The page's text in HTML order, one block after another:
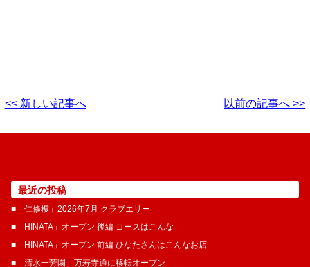
<< 新しい記事へ 以前の記事へ >>
最近の投稿
■「仁修樓」2026年7月 クラブエリー
■「HINATA」オープン 後編 コースはこんな
■「HINATA」オープン 前編 ひなたさんはこんなお店
■「清水一芳園」万寿寺通に移転オープン